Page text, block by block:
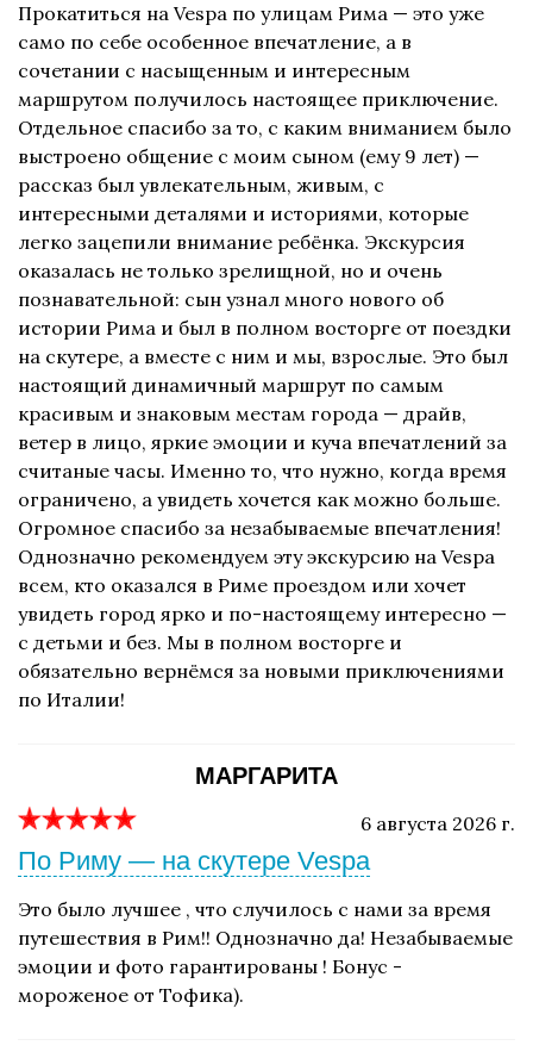
Прокатиться на Vespa по улицам Рима — это уже
само по себе особенное впечатление, а в
сочетании с насыщенным и интересным
маршрутом получилось настоящее приключение.
Отдельное спасибо за то, с каким вниманием было
выстроено общение с моим сыном (ему 9 лет) —
рассказ был увлекательным, живым, с
интересными деталями и историями, которые
легко зацепили внимание ребёнка. Экскурсия
оказалась не только зрелищной, но и очень
познавательной: сын узнал много нового об
истории Рима и был в полном восторге от поездки
на скутере, а вместе с ним и мы, взрослые. Это был
настоящий динамичный маршрут по самым
красивым и знаковым местам города — драйв,
ветер в лицо, яркие эмоции и куча впечатлений за
считаные часы. Именно то, что нужно, когда время
ограничено, а увидеть хочется как можно больше.
Огромное спасибо за незабываемые впечатления!
Однозначно рекомендуем эту экскурсию на Vespa
всем, кто оказался в Риме проездом или хочет
увидеть город ярко и по-настоящему интересно —
с детьми и без. Мы в полном восторге и
обязательно вернёмся за новыми приключениями
по Италии!
МАРГАРИТА
6 августа 2026 г.
По Риму — на скутере Vespa
Это было лучшее , что случилось с нами за время
путешествия в Рим!! Однозначно да! Незабываемые
эмоции и фото гарантированы ! Бонус -
мороженое от Тофика).